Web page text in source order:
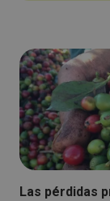
Las pérdidas